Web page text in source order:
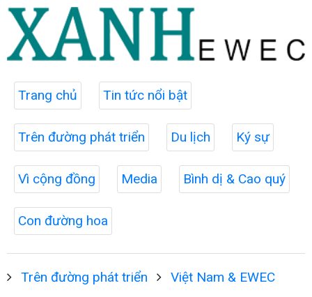
Trang chủ Tin tức nổi bật
Trên đường phát triển Du lịch Ký sự
Vì cộng đồng Media Bình dị & Cao quý
Con đường hoa
Trên đường phát triển Việt Nam & EWEC